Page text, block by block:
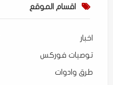
اقسام الموقع
اخبار
توصيات فوركس
طرق وادوات